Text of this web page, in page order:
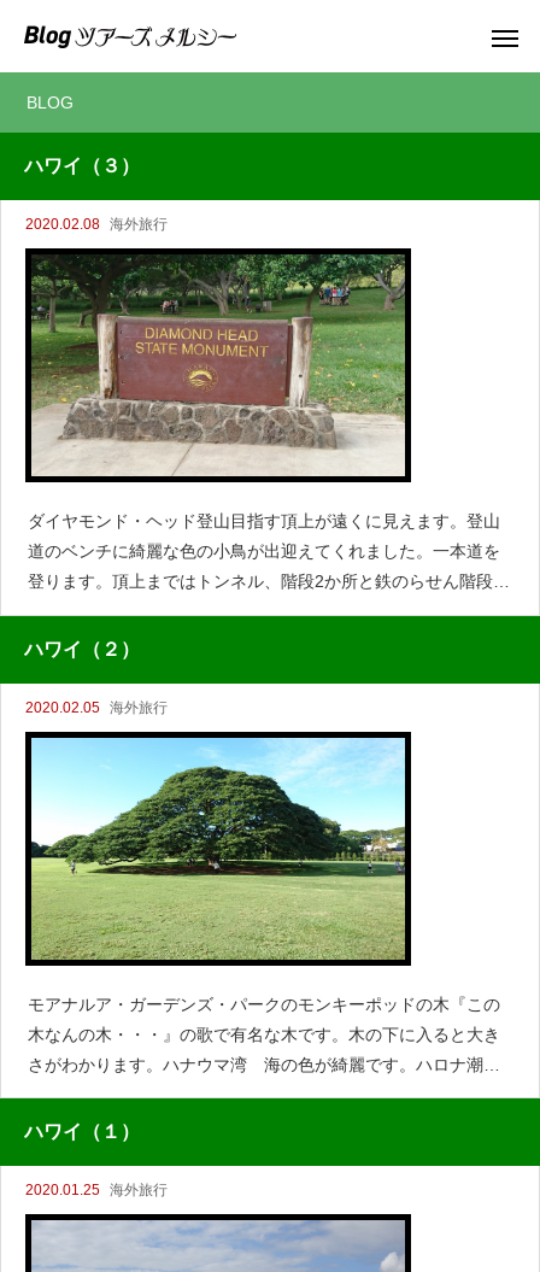
BLOG
ハワイ（３）
2020.02.08 海外旅行
ダイヤモンド・ヘッド登山目指す頂上が遠くに見えます。登山
道のベンチに綺麗な色の小鳥が出迎えてくれました。一本道を
登ります。頂上まではトンネル、階段2か所と鉄のらせん階段、
これらは旧沿岸防衛施設の遺構だそうです。海が綺麗です。ワ
イキキの街公園の
ハワイ（２）
2020.02.05 海外旅行
モアナルア・ガーデンズ・パークのモンキーポッドの木『この
木なんの木・・・』の歌で有名な木です。木の下に入ると大き
さがわかります。ハナウマ湾 海の色が綺麗です。ハロナ潮吹
き穴ワイキキの夕暮れ
ハワイ（１）
2020.01.25 海外旅行